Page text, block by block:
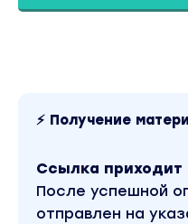
⚡ Получение
Ссылка приходит
После успешной
отправлен на